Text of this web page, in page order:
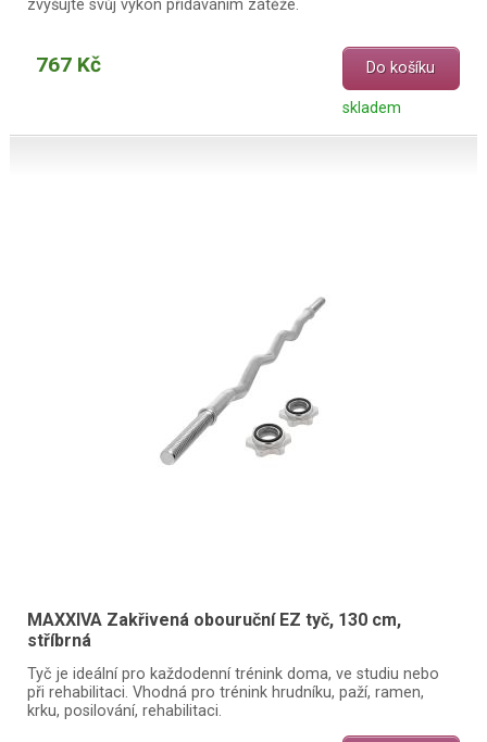
zvyšujte svůj výkon přidáváním zátěže.
767 Kč Do košíku
skladem
MAXXIVA Zakřivená obouruční EZ tyč, 130 cm,
stříbrná
Tyč je ideální pro každodenní trénink doma, ve studiu nebo
při rehabilitaci. Vhodná pro trénink hrudníku, paží, ramen,
krku, posilování, rehabilitaci.